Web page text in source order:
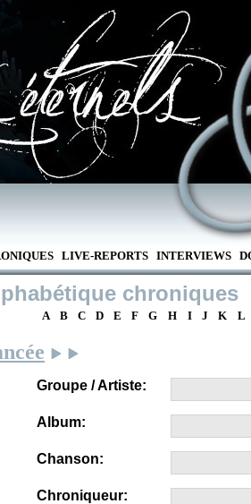
LIVE-REPORTS INTERVIEWS
chroniques
A B C D E F G H I J K L
Groupe / Artiste:
Album:
Chanson:
Chroniqueur: